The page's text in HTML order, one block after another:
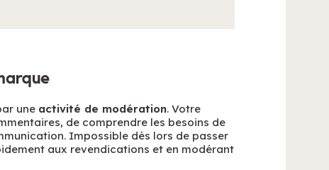
une activité de modération. Votre
de comprendre les besoins de
Impossible dès lors de passer
aux revendications et en modérant